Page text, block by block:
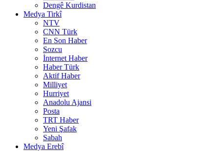
Dengê Kurdistan
Medya Tirkî
NTV
CNN Türk
En Son Haber
Sozcu
İnternet Haber
Haber Türk
Aktif Haber
Milliyet
Hurriyet
Anadolu Ajansi
Posta
TRT Haber
Yeni Şafak
Sabah
Medya Erebî